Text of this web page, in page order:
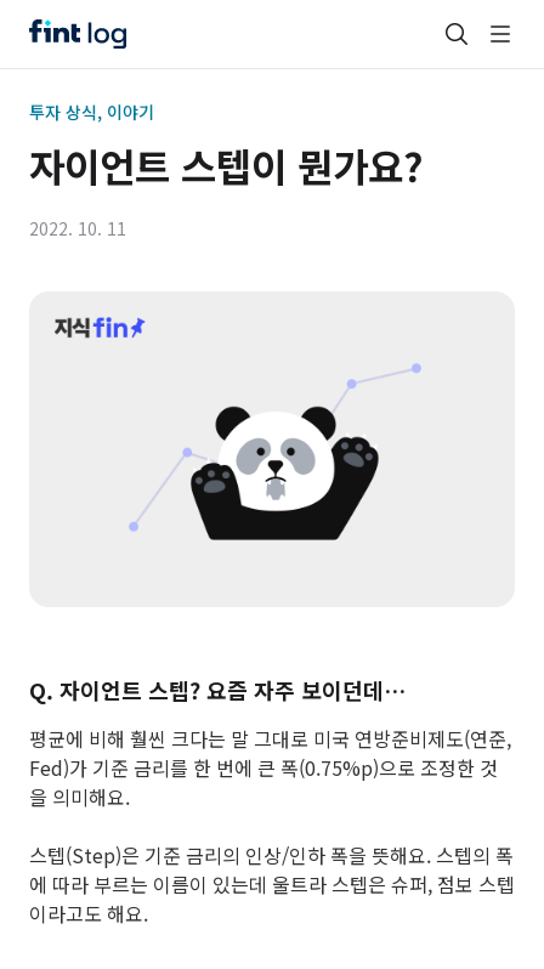
투자 상식, 이야기
자이언트 스텝이 뭔가요?
2022. 10. 11
Q. 자이언트 스텝? 요즘 자주 보이던데…
평균에 비해 훨씬 크다는 말 그대로 미국 연방준비제도(연준,
Fed)가 기준 금리를 한 번에 큰 폭(0.75%p)으로 조정한 것
을 의미해요.
스텝(Step)은 기준 금리의 인상/인하 폭을 뜻해요. 스텝의 폭
에 따라 부르는 이름이 있는데 울트라 스텝은 슈퍼, 점보 스텝
이라고도 해요.